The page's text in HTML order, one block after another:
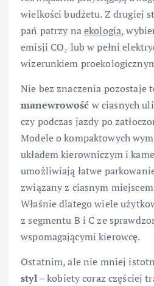
wielkości budżetu. Z drugiej
pań patrzy naekologia,
emisji CO₂ lub w pełni
wizerunkiem
Nie bez znaczenia pozostaje
manewrowość w ciasnych
czy podczas jazdy po
Modele o kompaktowych
układem kierowniczym i
umożliwiają łatwe
związany z ciasnym
Właśnie dlatego wiele
z segmentu B i C ze
wspomagającymi kierowcę.
Ostatnim, ale nie mniej
styl– kobiety coraz częściej